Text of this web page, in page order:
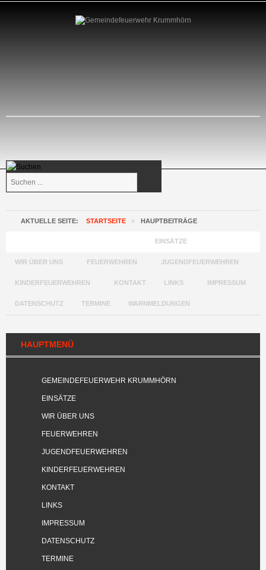
AKTUELLE SEITE: STARTSEITE » HAUPTBEITRÄGE
EINSÄTZE
WIR ÜBER UNS FEUERWEHREN JUGENDFEUERWEHREN
KINDERFEUERWEHREN KONTAKT LINKS IMPRESSUM
DATENSCHUTZ TERMINE WARNMELDUNGEN
HAUPTMENÜ
GEMEINDEFEUERWEHR KRUMMHÖRN
EINSÄTZE
WIR ÜBER UNS
FEUERWEHREN
JUGENDFEUERWEHREN
KINDERFEUERWEHREN
KONTAKT
LINKS
IMPRESSUM
DATENSCHUTZ
TERMINE